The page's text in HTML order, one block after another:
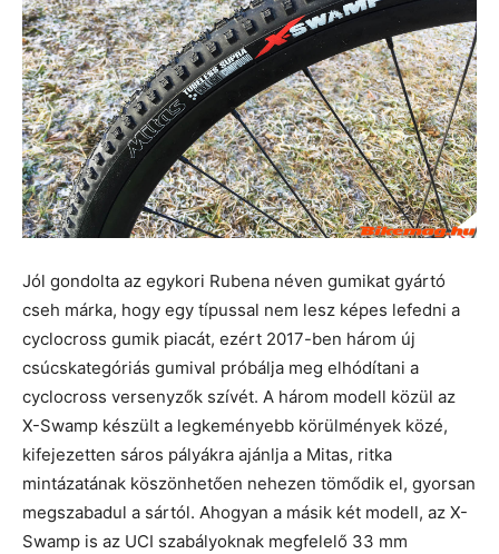
Jól gondolta az egykori Rubena néven gumikat gyártó
cseh márka, hogy egy típussal nem lesz képes lefedni a
cyclocross gumik piacát, ezért 2017-ben három új
csúcskategóriás gumival próbálja meg elhódítani a
cyclocross versenyzők szívét. A három modell közül az
X-Swamp készült a legkeményebb körülmények közé,
kifejezetten sáros pályákra ajánlja a Mitas, ritka
mintázatának köszönhetően nehezen tömődik el, gyorsan
megszabadul a sártól. Ahogyan a másik két modell, az X-
Swamp is az UCI szabályoknak megfelelő 33 mm